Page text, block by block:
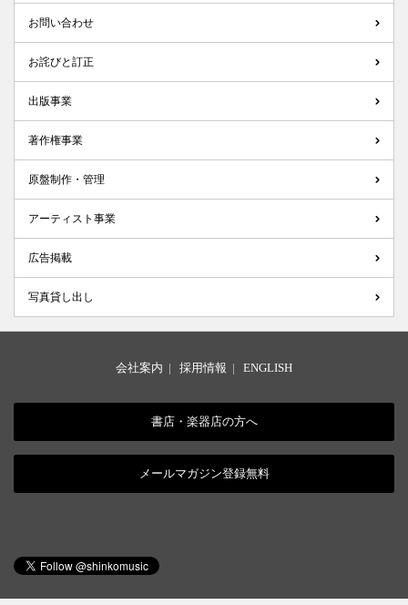
お問い合わせ
お詫びと訂正
出版事業
著作権事業
原盤制作・管理
アーティスト事業
広告掲載
写真貸し出し
会社案内 | 採用情報 | ENGLISH
書店・楽器店の方へ
メールマガジン登録無料